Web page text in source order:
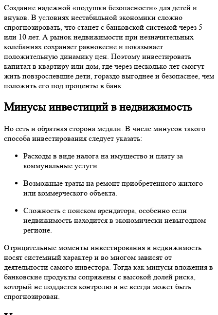
Создание надежной «подушки безопасности» для детей и
внуков. В условиях нестабильной экономики сложно
спрогнозировать, что станет с банковской системой через 5
или 10 лет. А рынок недвижимости при незначительных
колебаниях сохраняет равновесие и показывает
положительную динамику цен. Поэтому инвестировать
капитал в квартиру или дом, где через несколько лет смогут
жить повзрослевшие дети, гораздо выгоднее и безопаснее, чем
положить его под проценты в банк.
Минусы инвестиций в недвижимость
Но есть и обратная сторона медали. В числе минусов такого
способа инвестирования следует указать:
Расходы в виде налога на имущество и плату за
коммунальные услуги.
Возможные траты на ремонт приобретенного жилого
или коммерческого объекта.
Сложность с поиском арендатора, особенно если
недвижимость находится в экономически невыгодном
регионе.
Отрицательные моменты инвестирования в недвижимость
носят системный характер и во многом зависят от
деятельности самого инвестора. Тогда как минусы вложения в
банковские продукты сопряжены с высокой долей риска,
который не поддается контролю и не всегда может быть
спрогнозирован.